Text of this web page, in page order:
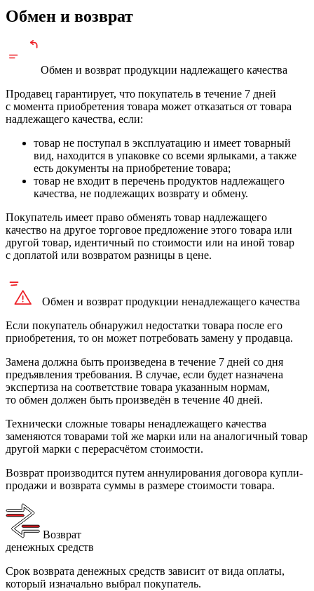
Обмен и возврат
Обмен и возврат продукции надлежащего качества
Продавец гарантирует, что покупатель в течение 7 дней
с момента приобретения товара может отказаться от товара
надлежащего качества, если:
товар не поступал в эксплуатацию и имеет товарный
вид, находится в упаковке со всеми ярлыками, а также
есть документы на приобретение товара;
товар не входит в перечень продуктов надлежащего
качества, не подлежащих возврату и обмену.
Покупатель имеет право обменять товар надлежащего
качество на другое торговое предложение этого товара или
другой товар, идентичный по стоимости или на иной товар
с доплатой или возвратом разницы в цене.
Обмен и возврат продукции ненадлежащего качества
Если покупатель обнаружил недостатки товара после его
приобретения, то он может потребовать замену у продавца.
Замена должна быть произведена в течение 7 дней со дня
предъявления требования. В случае, если будет назначена
экспертиза на соответствие товара указанным нормам,
то обмен должен быть произведён в течение 40 дней.
Технически сложные товары ненадлежащего качества
заменяются товарами той же марки или на аналогичный товар
другой марки с перерасчётом стоимости.
Возврат производится путем аннулирования договора купли-
продажи и возврата суммы в размере стоимости товара.
Возврат
денежных средств
Срок возврата денежных средств зависит от вида оплаты,
который изначально выбрал покупатель.